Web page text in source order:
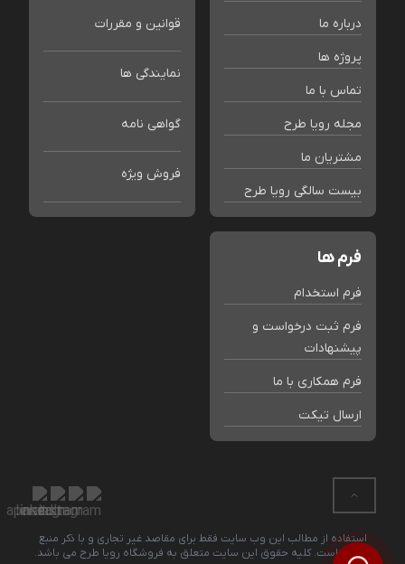
درباره ما
پروژه ها
تماس با ما
مجله رویا طرح
مشتریان ما
بیست سالگی رویا طرح
قوانین و مقررات
نمایندگی ها
گواهی نامه
فروش ویژه
فرم ها
فرم استخدام
فرم ثبت درخواست و
پیشنهادات
فرم همکاری با ما
ارسال تیکت
استفاده از مطالب این وب سایت فقط برای مقاصد غیر تجاری و با ذکر منبع
بلامانع است. کلیه حقوق این سایت متعلق به فروشگاه رویا طرح می باشد.